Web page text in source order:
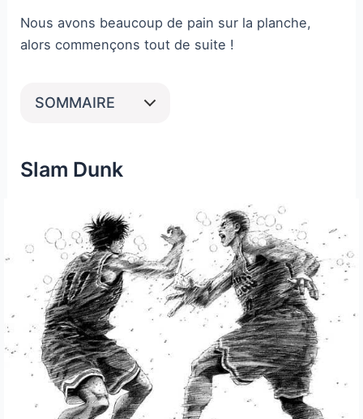
Nous avons beaucoup de pain sur la planche,
alors commençons tout de suite !
SOMMAIRE
Slam Dunk